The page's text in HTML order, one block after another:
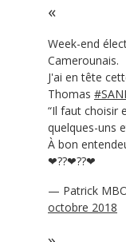
Week-end
Camerounais.
J'ai en tête
Thomas
“Il faut choisir
quelques-uns
À bon
❤??❤??❤
— Patrick
octobre 2018